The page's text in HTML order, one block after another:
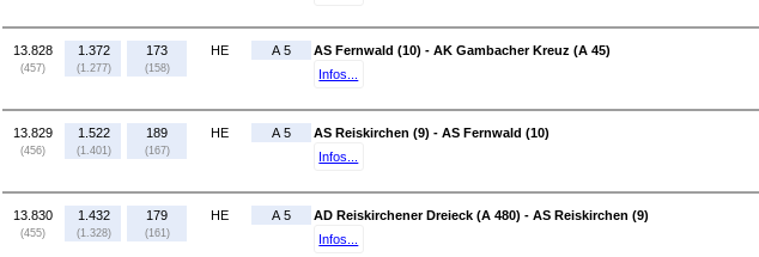
13.828
(457)
1.372
(1.277)
173
(158)
HE A 5
AS Fernwald (10) - AK Gambacher Kreuz (A 45)
Infos...
13.829
(456)
1.522
(1.401)
189
(167)
HE A 5
AS Reiskirchen (9) - AS Fernwald (10)
Infos...
13.830
(455)
1.432
(1.328)
179
(161)
HE A 5
AD Reiskirchener Dreieck (A 480) - AS Reiskirchen (9)
Infos...